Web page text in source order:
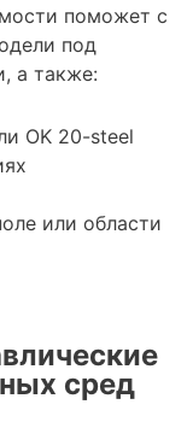
поможет с
под
а также:
OK 20-steel
или области
сред